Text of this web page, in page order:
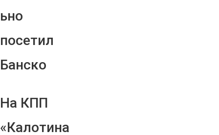
ьно
посетил
Банско
На КПП
«Калотина